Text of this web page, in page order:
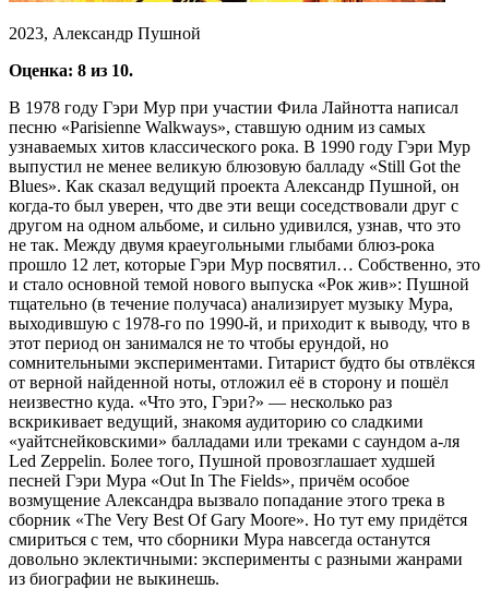
2023, Александр Пушной
Оценка: 8 из 10.
В 1978 году Гэри Мур при участии Фила Лайнотта написал
песню «Parisienne Walkways», ставшую одним из самых
узнаваемых хитов классического рока. В 1990 году Гэри Мур
выпустил не менее великую блюзовую балладу «Still Got the
Blues». Как сказал ведущий проекта Александр Пушной, он
когда-то был уверен, что две эти вещи соседствовали друг с
другом на одном альбоме, и сильно удивился, узнав, что это
не так. Между двумя краеугольными глыбами блюз-рока
прошло 12 лет, которые Гэри Мур посвятил… Собственно, это
и стало основной темой нового выпуска «Рок жив»: Пушной
тщательно (в течение получаса) анализирует музыку Мура,
выходившую с 1978-го по 1990-й, и приходит к выводу, что в
этот период он занимался не то чтобы ерундой, но
сомнительными экспериментами. Гитарист будто бы отвлёкся
от верной найденной ноты, отложил её в сторону и пошёл
неизвестно куда. «Что это, Гэри?» — несколько раз
вскрикивает ведущий, знакомя аудиторию со сладкими
«уайтснейковскими» балладами или треками с саундом а-ля
Led Zeppelin. Более того, Пушной провозглашает худшей
песней Гэри Мура «Out In The Fields», причём особое
возмущение Александра вызвало попадание этого трека в
сборник «The Very Best Of Gary Moore». Но тут ему придётся
смириться с тем, что сборники Мура навсегда останутся
довольно эклектичными: эксперименты с разными жанрами
из биографии не выкинешь.